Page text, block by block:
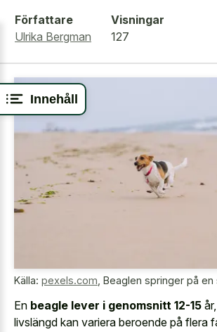
Innehåll
Författare
Ulrika Bergman
Visningar
127
Källa: pexels.com Beaglen springer på en
En beagle lever i genomsnitt 12-15
livslängd kan variera beroende på flera